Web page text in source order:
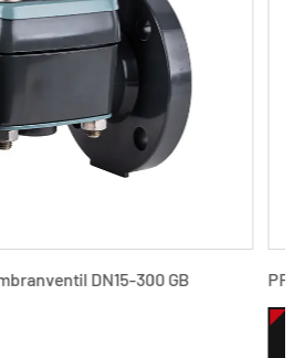
Membranventil DN15-300 GB